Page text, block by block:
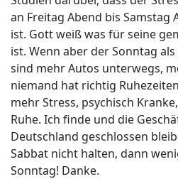
an Freitag Abend bis Samstag
ist. Gott weiß was für seine
ist. Wenn aber der Sonntag
sind mehr Autos unterwegs,
niemand hat richtig
mehr Stress, psychisch
Ruhe. Ich finde und die
Deutschland geschlossen
Sabbat nicht halten, dann
Sonntag! Danke.